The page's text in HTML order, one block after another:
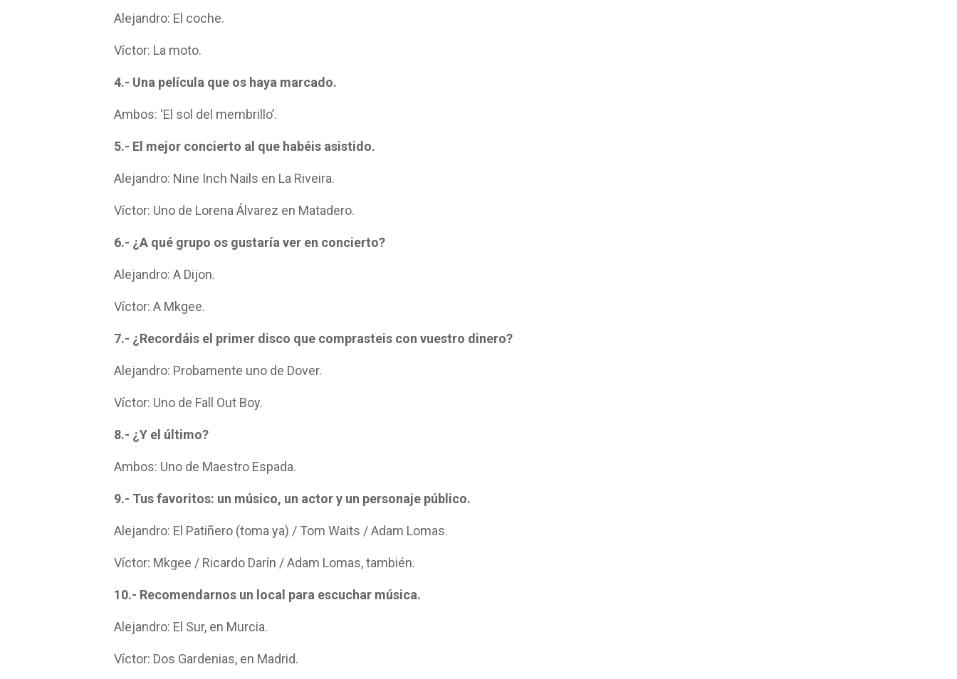
Alejandro: El coche.
Víctor: La moto.
4.- Una película que os haya marcado.
Ambos: ‘El sol del membrillo’.
5.- El mejor concierto al que habéis asistido.
Alejandro: Nine Inch Nails en La Riveira.
Víctor: Uno de Lorena Álvarez en Matadero.
6.- ¿A qué grupo os gustaría ver en concierto?
Alejandro: A Dijon.
Víctor: A Mkgee.
7.- ¿Recordáis el primer disco que comprasteis con vuestro dinero?
Alejandro: Probamente uno de Dover.
Víctor: Uno de Fall Out Boy.
8.- ¿Y el último?
Ambos: Uno de Maestro Espada.
9.- Tus favoritos: un músico, un actor y un personaje público.
Alejandro: El Patiñero (toma ya) / Tom Waits / Adam Lomas.
Víctor: Mkgee / Ricardo Darín / Adam Lomas, también.
10.- Recomendarnos un local para escuchar música.
Alejandro: El Sur, en Murcia.
Víctor: Dos Gardenias, en Madrid.